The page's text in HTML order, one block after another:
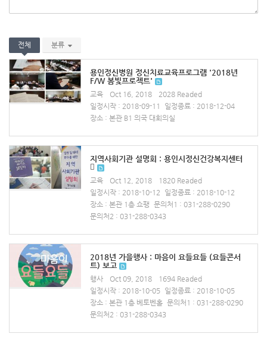
전체 분류
용인정신병원 정신치료교육프로그램 '2018년
F/W 봄빛프로젝트'
교육 Oct 16, 2018
2028 Readed
일정시작 : 2018-09-11
일정종료 : 2018-12-04
장소 : 본관 B1 의국 대회의실
지역사회기관 설명회 : 용인시정신건강복지센터

교육 Oct 12, 2018
1820 Readed
일정시작 : 2018-10-12
일정종료 : 2018-10-12
장소 : 본관 1층 쇼팽 문의처1 : 031-288-0290
문의처2 : 031-288-0343
2018년 가을행사 : 마음이 요들요들 (요들콘서
트) 보고
행사 Oct 09, 2018
1694 Readed
일정시작 : 2018-10-05 일정종료 : 2018-10-05
장소 : 본관 1층 베토벤홀 문의처1 : 031-288-0290
문의처2 : 031-288-0343